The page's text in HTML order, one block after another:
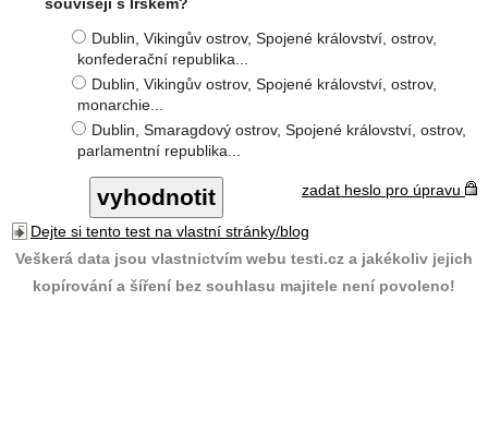
Dublin, Vikingův ostrov, Spojené království, ostrov,
konfederační republika...
Dublin, Vikingův ostrov, Spojené království, ostrov,
monarchie...
Dublin, Smaragdový ostrov, Spojené království, ostrov,
parlamentní republika...
zadat heslo pro úpravu
Dejte si tento test na vlastní stránky/blog
Veškerá data jsou vlastnictvím webu testi.cz a jakékoliv jejich
kopírování a šíření bez souhlasu majitele není povoleno!